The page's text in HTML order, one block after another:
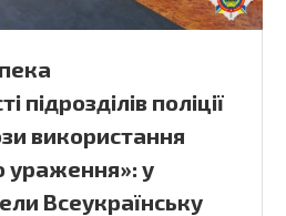
підрозділів поліції
використання
ураження»: у
Всеукраїнську